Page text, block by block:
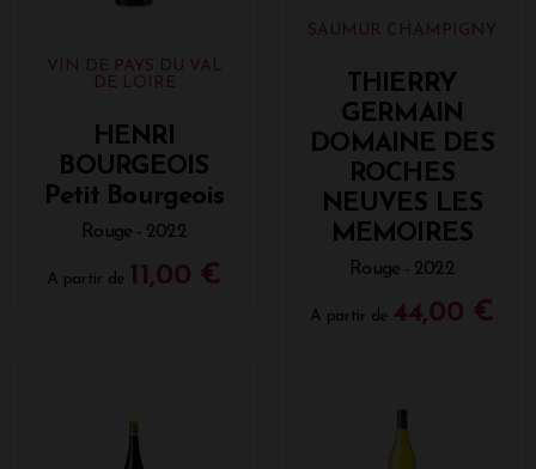
VIN DE PAYS DU VAL
DE LOIRE
HENRI
BOURGEOIS
Petit Bourgeois
Rouge - 2022
A partir de 11,00 €
SAUMUR CHAMPIGNY
THIERRY
GERMAIN
DOMAINE DES
ROCHES
NEUVES LES
MEMOIRES
Rouge - 2022
A partir de 44,00 €